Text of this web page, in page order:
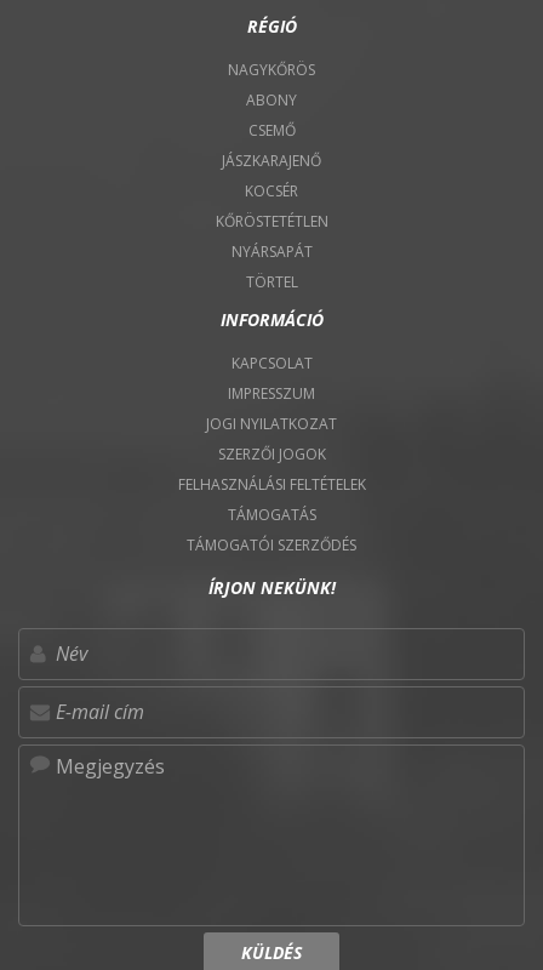
RÉGIÓ
NAGYKŐRÖS
ABONY
CSEMŐ
JÁSZKARAJENŐ
KOCSÉR
KŐRÖSTETÉTLEN
NYÁRSAPÁT
TÖRTEL
INFORMÁCIÓ
KAPCSOLAT
IMPRESSZUM
JOGI NYILATKOZAT
SZERZŐI JOGOK
FELHASZNÁLÁSI FELTÉTELEK
TÁMOGATÁS
TÁMOGATÓI SZERZŐDÉS
ÍRJON NEKÜNK!
KÜLDÉS